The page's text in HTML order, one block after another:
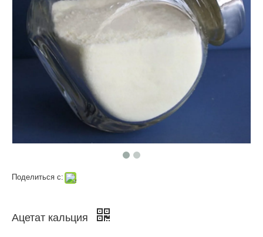
Поделиться с:
Ацетат кальция